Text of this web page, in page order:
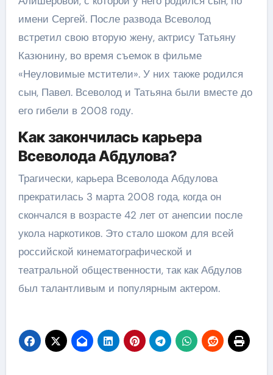
имени Сергей. После развода Всеволод
встретил свою вторую жену, актрису Татьяну
Казюнину, во время съемок в фильме
«Неуловимые мстители». У них также родился
сын, Павел. Всеволод и Татьяна были вместе до
его гибели в 2008 году.
Как закончилась карьера
Всеволода Абдулова?
Трагически, карьера Всеволода Абдулова
прекратилась 3 марта 2008 года, когда он
скончался в возрасте 42 лет от анепсии после
укола наркотиков. Это стало шоком для всей
российской кинематографической и
театральной общественности, так как Абдулов
был талантливым и популярным актером.